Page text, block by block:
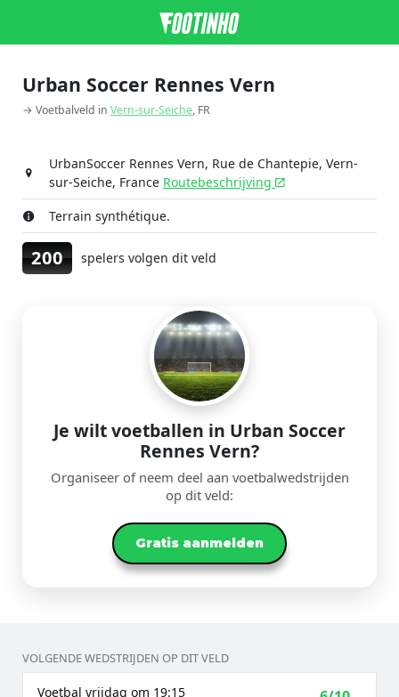
Urban Soccer Rennes Vern
→ Voetbalveld in Vern-sur-Seiche, FR
UrbanSoccer Rennes Vern, Rue de Chantepie, Vern-
sur-Seiche, France Routebeschrijving
Terrain synthétique.
200 spelers volgen dit veld
Je wilt voetballen in Urban Soccer
Rennes Vern?
Organiseer of neem deel aan voetbalwedstrijden
op dit veld:
Gratis aanmelden
VOLGENDE WEDSTRIJDEN OP DIT VELD
Voetbal vrijdag om 19:15